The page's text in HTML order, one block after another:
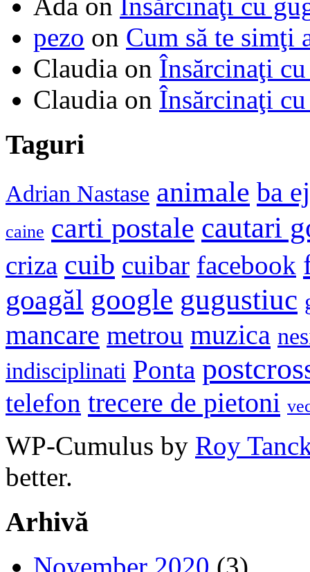
Ada on Însărcinaţi cu
pezo on Cum să te simţi
Claudia on Însărcinaţi
Claudia on Însărcinaţi
Taguri
Adrian Nastase animale ba
caine carti postale cautari
criza cuib cuibar facebook
goagăl google gugustiuc
mancare metrou muzica
indisciplinati Ponta
telefon trecere de pietoni
WP-Cumulus by Roy
better.
Arhivă